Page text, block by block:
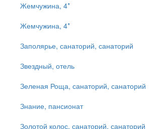
Жемчужина, 4*
Жемчужина, 4*
Заполярье, санаторий, санаторий
Звездный, отель
Зеленая Роща, санаторий, санаторий
Знание, пансионат
Золотой колос, санаторий, санаторий